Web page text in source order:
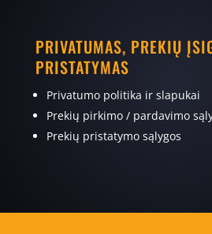
PRIVATUMAS, PREKIŲ
PRISTATYMAS
Privatumo politika ir slapukai
Prekių pirkimo / pardavimo
Prekių pristatymo sąlygos